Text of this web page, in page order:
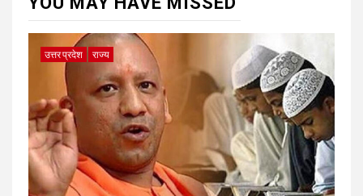
उत्तर प्रदेश राज्य